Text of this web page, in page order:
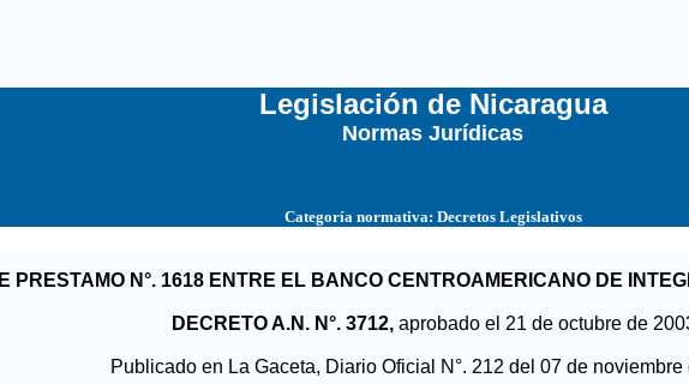
Legislación de Nicaragua
Normas Jurídicas
Categoría normativa: Decretos Legislativos
PRESTAMO N°. 1618 ENTRE EL BANCO CENTROAMERICANO DE
DECRETO A.N. N°. 3712, aprobado el 21 de octubre de
Publicado en La Gaceta, Diario Oficial N°. 212 del 07 de noviembre